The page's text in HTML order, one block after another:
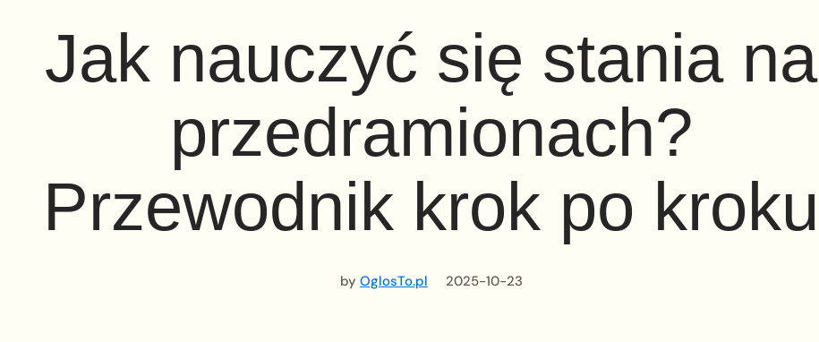
Jak nauczyć się stania na
przedramionach?
Przewodnik krok po kroku
by OglosTo.pl 2025-10-23